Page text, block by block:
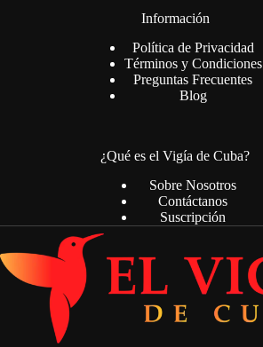
Información
Política de Privacidad
Términos y Condiciones
Preguntas Frecuentes
Blog
¿Qué es el Vigía de Cuba?
Sobre Nosotros
Contáctanos
Suscripción